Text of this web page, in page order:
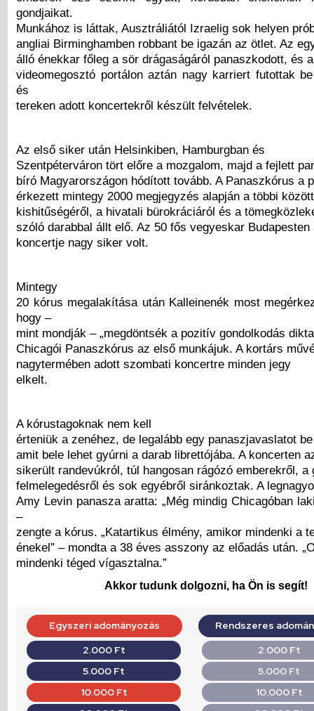
gondjaikat.
Munkához is láttak, Ausztráliától Izraelig sok helyen
angliai Birminghamben robbant be igazán az ötlet. Az
álló énekkar főleg a sör drágaságáról panaszkodott, és a
videomegosztó portálon aztán nagy karriert futottak
és
tereken adott koncertekről készült felvételek.
Az első siker után Helsinkiben, Hamburgban és
Szentpéterváron tört előre a mozgalom, majd a fejlett
bíró Magyarországon hódított tovább. A Panaszkórus a
érkezett mintegy 2000 megjegyzés alapján a többi
kishitűségéről, a hivatali bürokráciáról és a
szóló darabbal állt elő. Az 50 fős vegyeskar Budapesten
koncertje nagy siker volt.
Mintegy
20 kórus megalakítása után Kalleinenék most
hogy –
mint mondják – „megdöntsék a pozitív gondolkodás
Chicagói Panaszkórus az első munkájuk. A kortárs
nagytermében adott szombati koncertre minden jegy
elkelt.
A kórustagoknak nem kell
érteniük a zenéhez, de legalább egy panaszjavaslatot
amit bele lehet gyúrni a darab librettójába. A koncerten
sikerült randevúkról, túl hangosan rágózó emberekről, a
felmelegedésről és sok egyébről siránkoztak. A
Amy Levin panasza aratta: „Még mindig Chicagóban
–
zengte a kórus. „Katartikus élmény, amikor mindenki a
énekel” – mondta a 38 éves asszony az előadás után.
mindenki téged vígasztalna.”
Akkor tudunk dolgozni, ha Ön is segít!